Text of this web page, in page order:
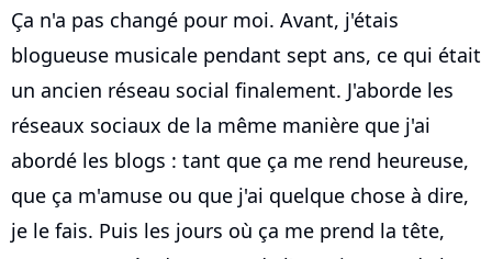
Ça n'a pas changé pour moi. Avant, j'étais
blogueuse musicale pendant sept ans, ce qui était
un ancien réseau social finalement. J'aborde les
réseaux sociaux de la même manière que j'ai
abordé les blogs : tant que ça me rend heureuse,
que ça m'amuse ou que j'ai quelque chose à dire,
je le fais. Puis les jours où ça me prend la tête,